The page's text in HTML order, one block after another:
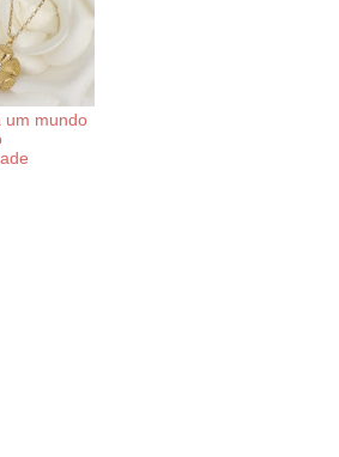
um mundo